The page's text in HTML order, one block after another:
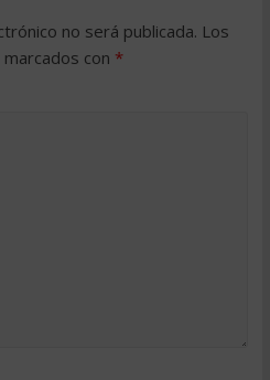
no será publicada. Los
con *